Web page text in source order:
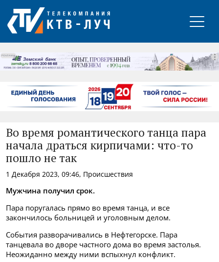
РЕКЛАМА
Во время романтического танца пара
начала драться кирпичами: что-то
пошло не так
1 Декабря 2023, 09:46, Происшествия
Мужчина получил срок.
Пара поругалась прямо во время танца, и все
закончилось больницей и уголовным делом.
События разворачивались в Нефтегорске. Пара
танцевала во дворе частного дома во время застолья.
Неожиданно между ними вспыхнул конфликт.